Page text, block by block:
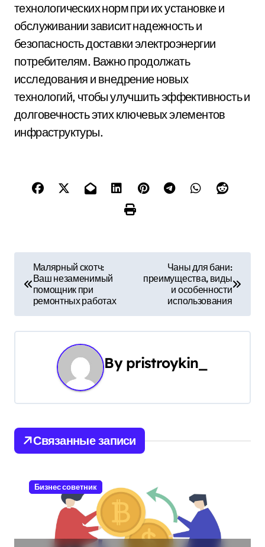
технологических норм при их установке и
обслуживании зависит надежность и
безопасность доставки электроэнергии
потребителям. Важно продолжать
исследования и внедрение новых
технологий, чтобы улучшить эффективность и
долговечность этих ключевых элементов
инфраструктуры.
в
и
ц
и
я
Малярный скотч:
Ваш незаменимый
помощник при
ремонтных работах
Чаны для бани:
преимущества, виды
и особенности
использования
By pristroykin_
Связанные записи
Бизнес советник